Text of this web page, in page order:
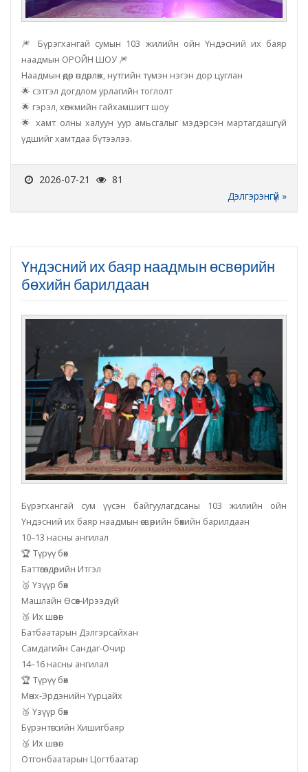
🎆 Бүрэгхангай сумын 103 жилийн ойн Үндэсний их баяр
наадмын ОРОЙН ШОУ 🎆
Наадмын өдөр өндөрлөж, нутгийн түмэн нэгэн дор цуглан
🌟 сэтгэл догдлом урлагийн тоглолт
🌟 гэрэл, хөгжмийн гайхамшигт шоу
🌟 хамт олны халуун уур амьсгалыг мэдэрсэн мартагдашгүй
үдшийг хамтдаа бүтээлээ.
2026-07-21
81
Дэлгэрэнгүй »
Үндэсний их баяр наадмын өсвөрийн
бөхийн барилдаан
Бүрэгхангай сум үүсэн байгуулагдсаны 103 жилийн ойн
Үндэсний их баяр наадмын өсвөрийн бөхийн барилдаан
10–13 насны ангилал
🏆 Түрүү бөх
Баттөгөлдөрийн Итгэл
🥈 Үзүүр бөх
Машлайн Өсөх-Ирээдүй
🥉 Их шөвөг
Батбаатарын Дэлгэрсайхан
Самдагийн Сандаг-Очир
14–16 насны ангилал
🏆 Түрүү бөх
Мөнх-Эрдэнийн Үүрцайх
🥈 Үзүүр бөх
Бүрэнтөгсийн Хишигбаяр
🥉 Их шөвөг
Отгонбаатарын Цогтбаатар